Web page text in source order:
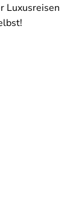
Luxusreisen